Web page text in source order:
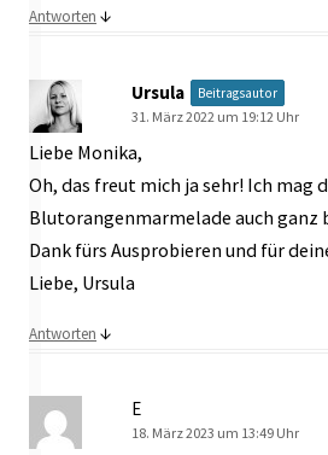
Antworten ↓
Ursula Beitragsautor
31. März 2022 um 19:12 Uhr
Liebe Monika,
Oh, das freut mich ja sehr! Ich mag
Blutorangenmarmelade auch ganz
Dank fürs Ausprobieren und für
Liebe, Ursula
Antworten ↓
E
18. März 2023 um 13:49 Uhr